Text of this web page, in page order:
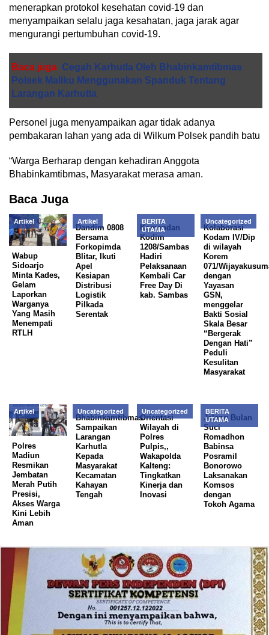
menerapkan protokol kesehatan covid-19 dan
menyampaikan selalu jaga kesahatan, jaga jarak agar
mengurangi pertumbuhan covid-19.
Baca juga Cegah Karhutla Oleh Bhabinkamtibmas
Polsek Maliku Menggunakan Spanduk Tentang
Larangan Karhutla
Personel juga menyampaikan agar tidak adanya
pembakaran lahan yang ada di Wilkum Polsek pandih batu
“Warga Berharap dengan kehadiran Anggota
Bhabinkamtibmas, Masyarakat merasa aman.
Baca Juga
Artikel
Wabup
Sidoarjo
Minta Kades,
Gelam
Laporkan
Warganya
Yang Masih
Menempati
RTLH
Artikel
Dandim 0808
Bersama
Forkopimda
Blitar, Ikuti
Apel
Kesiapan
Distribusi
Logistik
Pilkada
Serentak
BERITA
UTAMA
Komandan
Kodim
1208/Sambas
Hadiri
Pelaksanaan
Kembali Car
Free Day Di
kab. Sambas
Uncategorized
Kolaborasi
Kodam IV/Dip
di wilayah
Korem
071/
dengan
Yayasan
GSN,
menggelar
Bakti Sosial
Skala Besar
“Bergerak
Dengan Hati”
Peduli
Kesulitan
Masyarakat
Artikel
Polres
Madiun
Resmikan
Jembatan
Merah Putih
Presisi,
Akses Warga
Kini Lebih
Aman
Uncategorized
Bhabinkamtibmas
Sampaikan
Larangan
Karhutla
Kepada
Masyarakat
Kecamatan
Kahayan
Tengah
Uncategorized
Orientasi
Wilayah di
Polres
Pulpis,,
Wakapolda
Kalteng:
Tingkatkan
Kinerja dan
Inovasi
BERITA
UTAMA
Jelang Bulan
Suci
Romadhon
Babinsa
Posramil
Bonorowo
Laksanakan
Komsos
dengan
Tokoh Agama